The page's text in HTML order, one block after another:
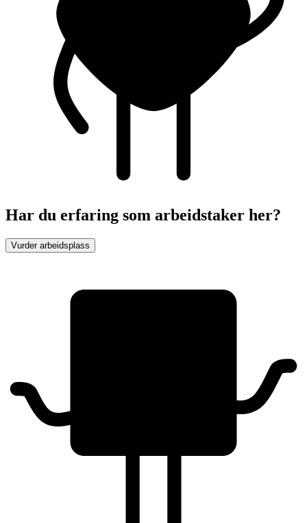
Har du erfaring som arbeidstaker her?
Vurder arbeidsplass